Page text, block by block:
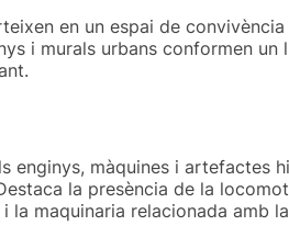
en un espai de
i murals urbans conformen
enginys, màquines i artefactes
la presència de la
la maquinaria relacionada amb